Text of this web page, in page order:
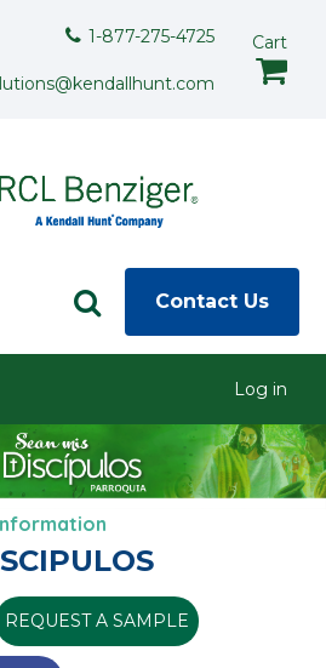
1-877-275-4725 Cart
Contact Us
Log in
REQUEST A SAMPLE